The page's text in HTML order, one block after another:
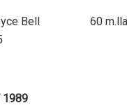
Joyce Bell 60
1989